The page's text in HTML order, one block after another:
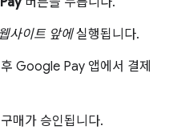
사이트 앞에실행됩니다.
Google Pay 앱에서 결제
매가 승인됩니다.